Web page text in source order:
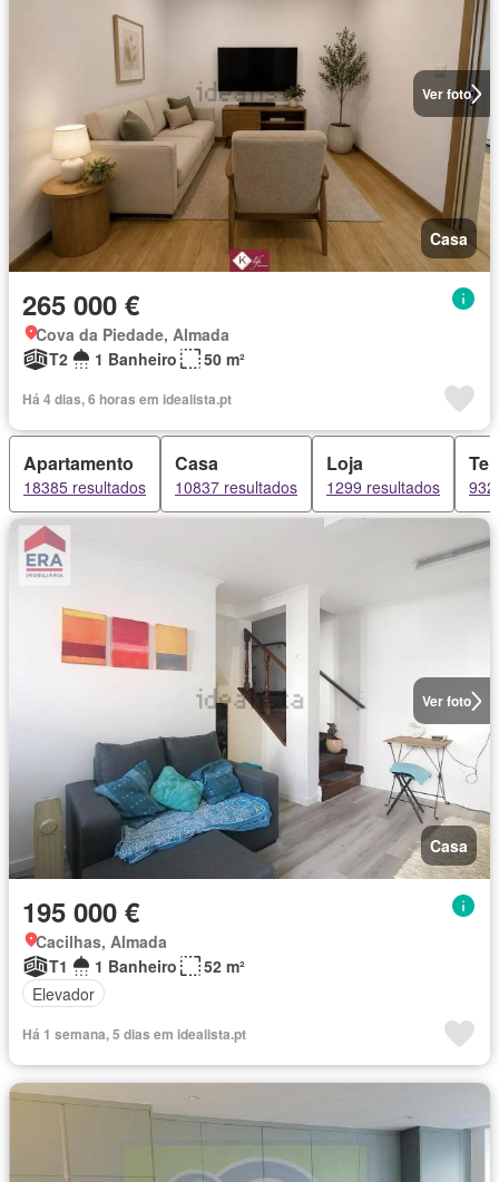
Ver foto
Casa
265 000 €
Cova da Piedade, Almada
T2
1 Banheiro 50 m²
Há 4 dias, 6 horas em idealista.pt
Apartamento
18385 resultados
Casa
10837 resultados
Loja
1299 resultados
Ver foto
Casa
195 000 €
Cacilhas, Almada
T1
1 Banheiro
52 m²
Elevador
Há 1 semana, 5 dias em idealista.pt